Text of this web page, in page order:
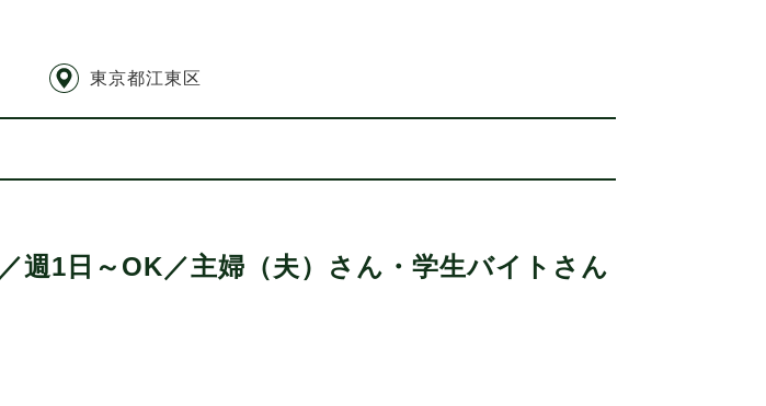
東京都江東区
週1日～OK／主婦（夫）さん・学生バイトさん